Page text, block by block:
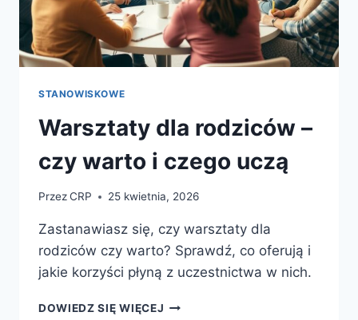
STANOWISKOWE
Warsztaty dla rodziców –
czy warto i czego uczą
PrzezCRP 25 kwietnia, 2026
Zastanawiasz się, czy warsztaty dla
rodziców czy warto? Sprawdź, co oferują i
jakie korzyści płyną z uczestnictwa w nich.
DOWIEDZ SIĘ WIĘCEJ WARSZTATY